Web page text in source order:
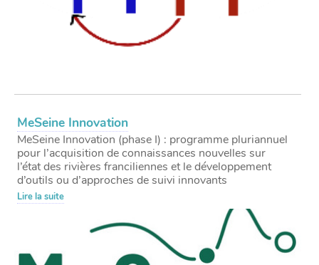
MeSeine Innovation
MeSeine Innovation (phase I) : programme pluriannuel
pour l’acquisition de connaissances nouvelles sur
l’état des rivières franciliennes et le développement
d’outils ou d’approches de suivi innovants
Lire la suite